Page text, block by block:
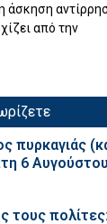
άσκηση
από την
πυρκαγιάς
6
τους